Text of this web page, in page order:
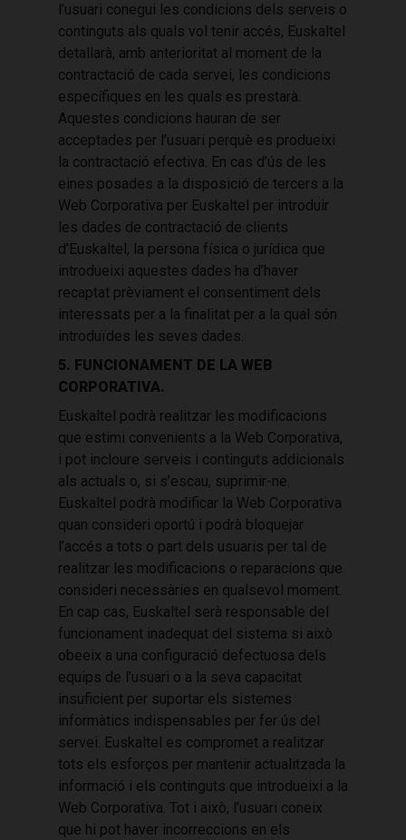
l’usuari conegui les condicions dels serveis o
continguts als quals vol tenir accés, Euskaltel
detallarà, amb anterioritat al moment de la
contractació de cada servei, les condicions
específiques en les quals es prestarà.
Aquestes condicions hauran de ser
acceptades per l’usuari perquè es produeixi
la contractació efectiva. En cas d’ús de les
eines posades a la disposició de tercers a la
Web Corporativa per Euskaltel per introduir
les dades de contractació de clients
d’Euskaltel, la persona física o jurídica que
introdueixi aquestes dades ha d’haver
recaptat prèviament el consentiment dels
interessats per a la finalitat per a la qual són
introduïdes les seves dades.
5. FUNCIONAMENT DE LA WEB
CORPORATIVA.
Euskaltel podrà realitzar les modificacions
que estimi convenients a la Web Corporativa,
i pot incloure serveis i continguts addicionals
als actuals o, si s’escau, suprimir-ne.
Euskaltel podrà modificar la Web Corporativa
quan consideri oportú i podrà bloquejar
l’accés a tots o part dels usuaris per tal de
realitzar les modificacions o reparacions que
consideri necessàries en qualsevol moment.
En cap cas, Euskaltel serà responsable del
funcionament inadequat del sistema si això
obeeix a una configuració defectuosa dels
equips de l’usuari o a la seva capacitat
insuficient per suportar els sistemes
informàtics indispensables per fer ús del
servei. Euskaltel es compromet a realitzar
tots els esforços per mantenir actualitzada la
informació i els continguts que introdueixi a la
Web Corporativa. Tot i això, l’usuari coneix
que hi pot haver incorreccions en els